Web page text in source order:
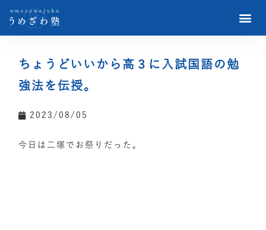
ちょうどいいから高３に入試国語の勉
強法を伝授。
2023/08/05
今日は二塚でお祭りだった。